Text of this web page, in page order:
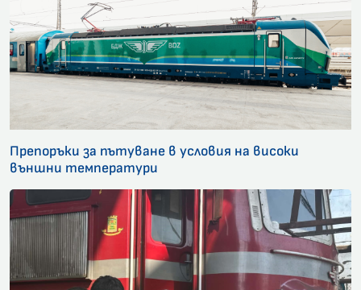
Препоръки за пътуване в условия на високи
външни температури